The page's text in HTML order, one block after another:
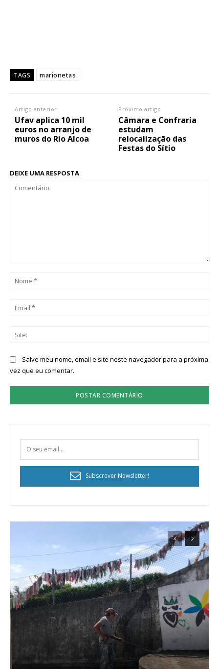
Planos de Assinatura
Sendo assinante terá acesso a todos os conteúdos exclusivos e versões
digitais.
Escolha o plano de assinatura desejado:
ASSINATURA
IMPRESSA
32€
TAGS marionetas
Artigo anterior
Ufav aplica 10 mil
euros no arranjo de
muros do Rio Alcoa
Próximo artigo
Câmara e Confraria
estudam
relocalização das
Festas do Sítio
DEIXE UMA RESPOSTA
Salve meu nome, email e site neste navegador para a próxima
vez que eu comentar.
Subscrever Newsletter!